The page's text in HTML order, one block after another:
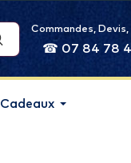
Commandes, Devis,
☎ 07 84 78
Cadeaux